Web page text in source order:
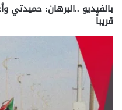
بالفيديو ..البرهان: حميدتي
قريباً